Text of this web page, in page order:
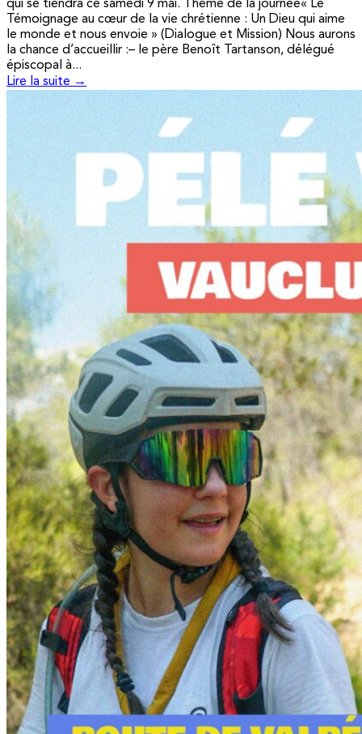
qui se tiendra ce samedi 9 mai. Thème de la journée« Le
Témoignage au cœur de la vie chrétienne : Un Dieu qui aime
le monde et nous envoie » (Dialogue et Mission) Nous aurons
la chance d’accueillir :– le père Benoît Tartanson, délégué
épiscopal à...
Lire la suite →